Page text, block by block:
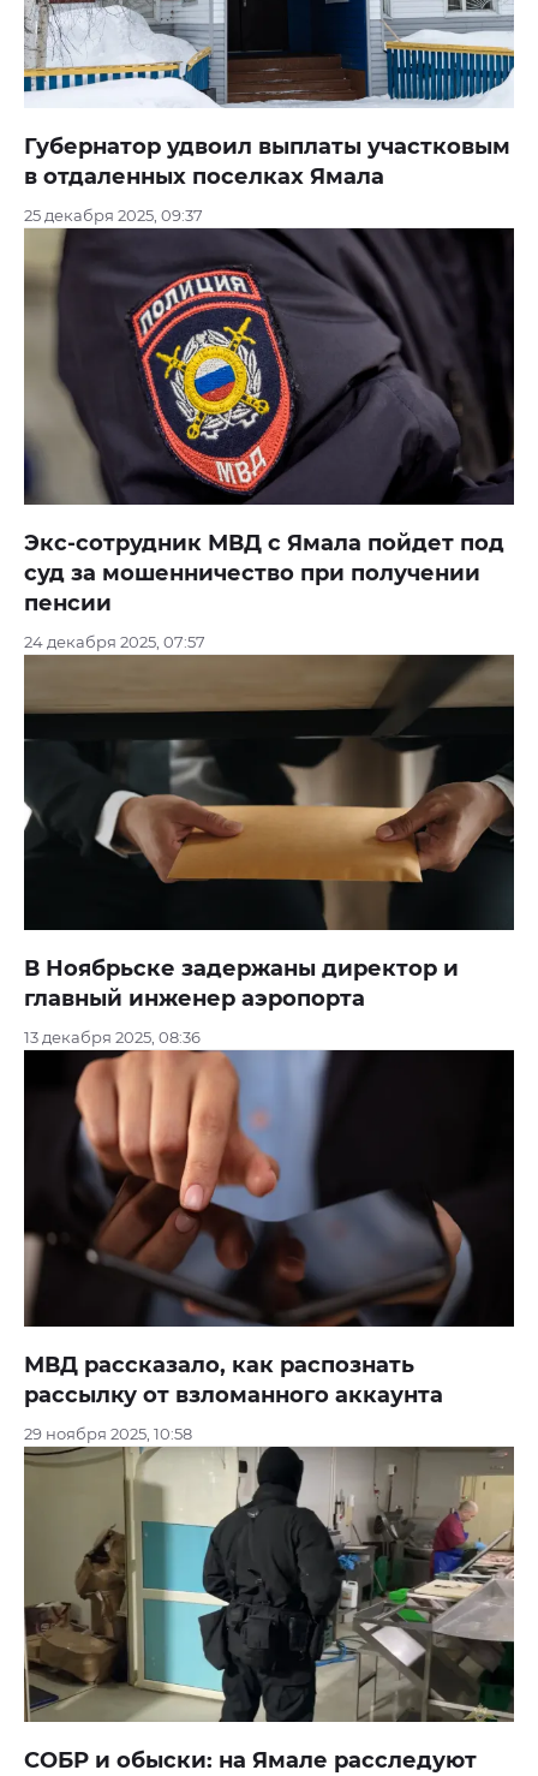
Губернатор удвоил выплаты участковым
в отдаленных поселках Ямала
25 декабря 2025, 09:37
Экс-сотрудник МВД с Ямала пойдет под
суд за мошенничество при получении
пенсии
24 декабря 2025, 07:57
В Ноябрьске задержаны директор и
главный инженер аэропорта
13 декабря 2025, 08:36
МВД рассказало, как распознать
рассылку от взломанного аккаунта
29 ноября 2025, 10:58
СОБР и обыски: на Ямале расследуют